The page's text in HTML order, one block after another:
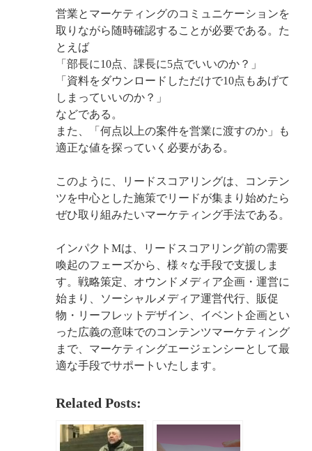
営業とマーケティングのコミュニケーションを
取りながら随時確認することが必要である。た
とえば
「部長に10点、課長に5点でいいのか？」
「資料をダウンロードしただけで10点もあげて
しまっていいのか？」
などである。
また、「何点以上の案件を営業に渡すのか」も
適正な値を探っていく必要がある。
このように、リードスコアリングは、コンテン
ツを中心とした施策でリードが集まり始めたら
ぜひ取り組みたいマーケティング手法である。
インパクトMは、リードスコアリング前の需要
喚起のフェーズから、様々な手段で支援しま
す。戦略策定、オウンドメディア企画・運営に
始まり、ソーシャルメディア運営代行、販促
物・リーフレットデザイン、イベント企画とい
った広義の意味でのコンテンツマーケティング
まで、マーケティングエージェンシーとして最
適な手段でサポートいたします。
Related Posts: